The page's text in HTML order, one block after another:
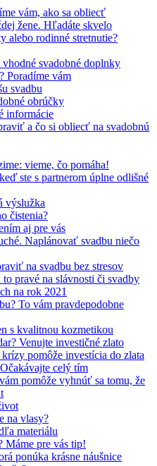
vám, ako sa obliecť
žene. Hľadáte skvelo
alebo rodinné stretnutie?
svadobné doplnky
Poradíme vám
svadbu
obrúčky
informácie
a čo si obliecť na svadobnú
vieme, čo pomáha!
ste s partnerom úplne odlišné
výslužka
čistenia?
aj pre vás
Naplánovať svadbu niečo
na svadbu bez stresov
pravé na slávnosti či svadby
na rok 2021
To vám pravdepodobne
s kvalitnou kozmetikou
Venujte investičné zlato
pomôže investícia do zlata
celý tím
pomôže vyhnúť sa tomu, že
na vlasy?
materiálu
Máme pre vás tip!
ponúka krásne náušnice